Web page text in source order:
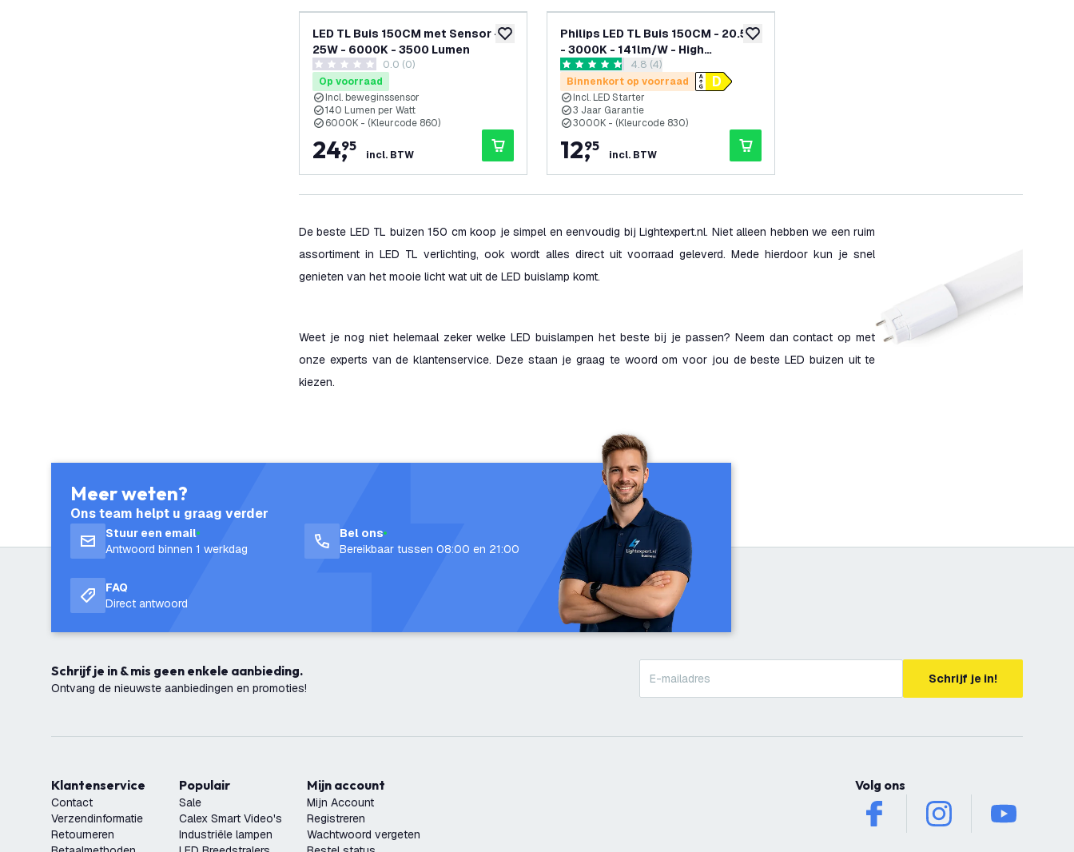
toevoegen aan verlanglijst
LED TL Buis 150CM met Sensor -
25W - 6000K - 3500 Lumen
0 score sterren0.0 (0)
Op voorraad
Incl. beweginssensor
140 Lumen per Watt
6000K - (Kleurcode 860)
24,
95
incl. BTW
toevoegen aan verlanglijst
Philips LED TL Buis 150CM - 20.5W
- 3000K - 141lm/W - High
Efficiencyreviews drawer openen
4.8 score sterren4.8 (4)
Binnenkort op voorraad
Incl. LED Starter
3 Jaar Garantie
3000K - (Kleurcode 830)
12,
95
incl. BTW
De beste LED TL buizen 150 cm koop je simpel en eenvoudig bij Lightexpert.nl. Niet alleen hebben we een ruim
assortiment in LED TL verlichting, ook wordt alles direct uit voorraad geleverd. Mede hierdoor kun je snel
genieten van het mooie licht wat uit de LED buislamp komt.
Weet je nog niet helemaal zeker welke LED buislampen het beste bij je passen? Neem dan contact op met
onze experts van de klantenservice. Deze staan je graag te woord om voor jou de beste LED buizen uit te
kiezen.
Meer weten?
Ons team helpt u graag verder
Stuur een email
Antwoord binnen 1 werkdag
Bel ons
Bereikbaar tussen 08:00 en 21:00
FAQ
Direct antwoord
Schrijf je in & mis geen enkele aanbieding.
Ontvang de nieuwste aanbiedingen en promoties!
Schrijf je in!
Klantenservice
Contact
Verzendinformatie
Retourneren
Populair
Sale
Calex Smart Video's
Industriële lampen
Mijn account
Mijn Account
Registreren
Wachtwoord vergeten
Volg ons
facebook instagram youtube